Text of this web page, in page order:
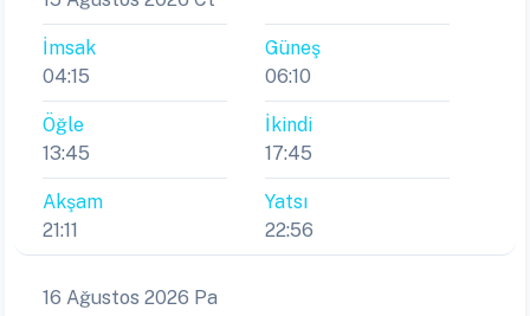
İmsak
04:15
Güneş
06:10
Öğle
13:45
İkindi
17:45
Akşam
21:11
Yatsı
22:56
16 Ağustos 2026 Pa